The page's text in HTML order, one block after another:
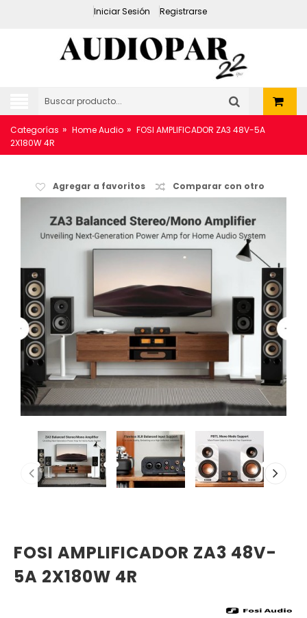
Iniciar Sesión Registrarse
Categorías » Home Audio » FOSI AMPLIFICADOR ZA3 48V-5A
2X180W 4R
Agregar a favoritos Comparar con otro
FOSI AMPLIFICADOR ZA3 48V-
5A 2X180W 4R